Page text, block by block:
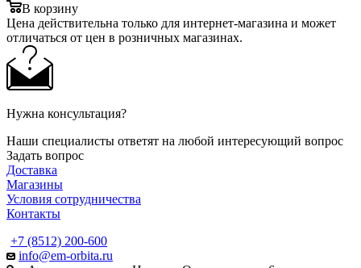
В корзину
Цена действительна только для интернет-магазина и может
отличаться от цен в розничных магазинах.
Нужна консультация?
Наши специалисты ответят на любой интересующий вопрос
Задать вопрос
Доставка
Магазины
Условия сотрудничества
Контакты
+7 (8512) 200-600
info@em-orbita.ru